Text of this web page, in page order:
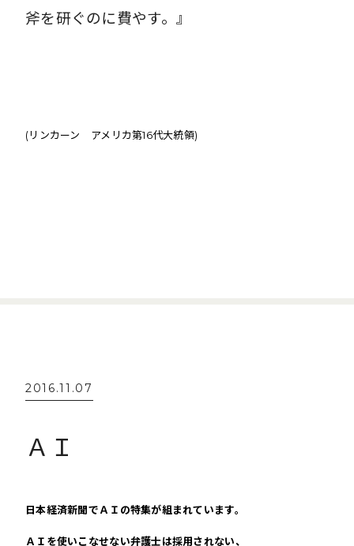
斧を研ぐのに費やす。』
(リンカーン アメリカ第16代大統領)
2016.11.07
ＡＩ
日本経済新聞でＡＩの特集が組まれています。
ＡＩを使いこなせない弁護士は採用されない、